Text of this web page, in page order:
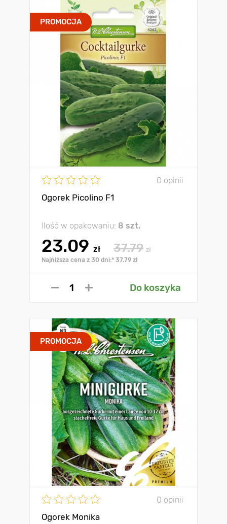
PROMOCJA
0 opinii
Ogorek Picolino F1
Ilość w opakowaniu: 8 szt.
23.09 zł 37.79 zł
Najniższa cena z 30 dni:* 37.79 zł
Do koszyka
PROMOCJA
0 opinii
Ogorek Monika